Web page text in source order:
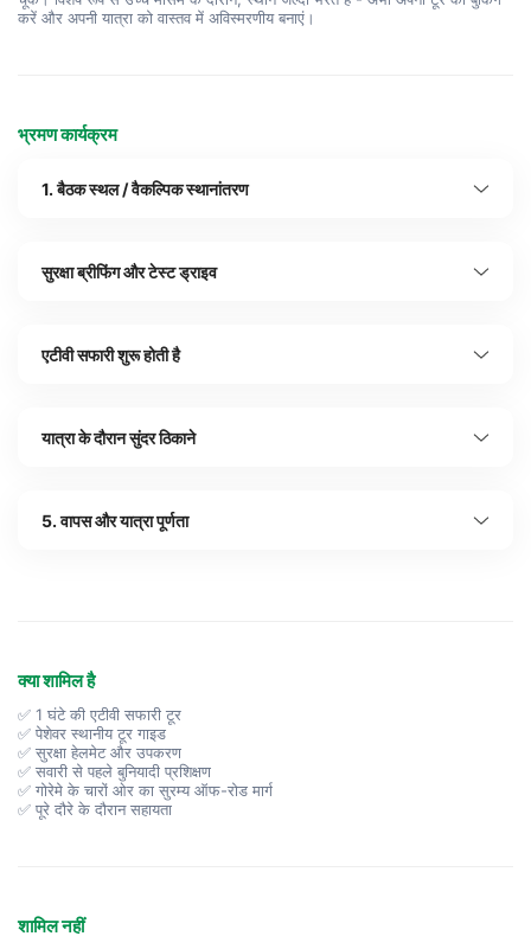
करें और अपनी यात्रा को वास्तव में अविस्मरणीय बनाएं।
भ्रमण कार्यक्रम
1. बैठक स्थल / वैकल्पिक स्थानांतरण
सुरक्षा ब्रीफिंग और टेस्ट ड्राइव
एटीवी सफारी शुरू होती है
यात्रा के दौरान सुंदर ठिकाने
5. वापस और यात्रा पूर्णता
क्या शामिल है
✅ 1 घंटे की एटीवी सफारी टूर
✅ पेशेवर स्थानीय टूर गाइड
✅ सुरक्षा हेलमेट और उपकरण
✅ सवारी से पहले बुनियादी प्रशिक्षण
✅ गोरेमे के चारों ओर का सुरम्य ऑफ-रोड मार्ग
✅ पूरे दौरे के दौरान सहायता
शामिल नहीं